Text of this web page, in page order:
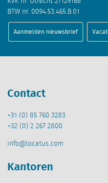
BTW nr. 0094.53.465.B.01
Aanmelden nieuwsbrief
Contact
+31 (0) 85 760 3283
+32 (0) 2 267 2800
info@locatus.com
Kantoren